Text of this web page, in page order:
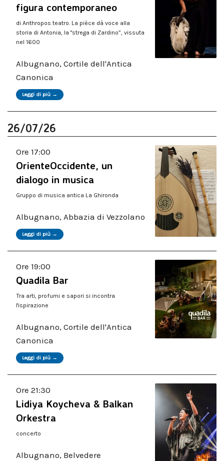
figura contemporaneo
di Anthropos teatro. La pièce dà voce alla
storia di Antonia, la "strega di Zardino”, vissuta
nel 1600
Albugnano, Cortile dell'Antica
Canonica
Leggi di più →
26/07/26
Ore 17:00
OrienteOccidente, un
dialogo in musica
Gruppo di musica antica La Ghironda
Albugnano, Abbazia di Vezzolano
Leggi di più →
Ore 19:00
Quadila Bar
Tra arti, profumi e sapori si incontra
l'ispirazione
Albugnano, Cortile dell'Antica
Canonica
Leggi di più →
Ore 21:30
Lidiya Koycheva & Balkan
Orkestra
concerto
Albugnano, Belvedere